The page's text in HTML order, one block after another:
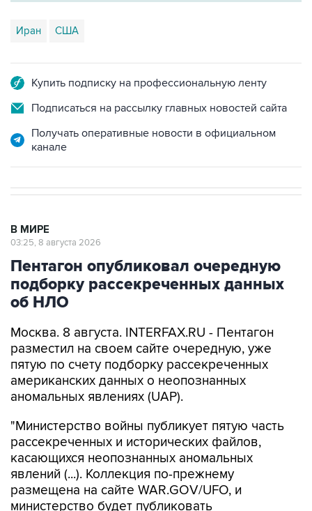
Иран США
Купить подписку на профессиональную ленту
Подписаться на рассылку главных новостей сайта
Получать оперативные новости в официальном
канале
В МИРЕ
03:25, 8 августа 2026
Пентагон опубликовал очередную
подборку рассекреченных данных
об НЛО
Москва. 8 августа. INTERFAX.RU - Пентагон
разместил на своем сайте очередную, уже
пятую по счету подборку рассекреченных
американских данных о неопознанных
аномальных явлениях (UAP).
"Министерство войны публикует пятую часть
рассекреченных и исторических файлов,
касающихся неопознанных аномальных
явлений (...). Коллекция по-прежнему
размещена на сайте WAR.GOV/UFO, и
министерство будет публиковать